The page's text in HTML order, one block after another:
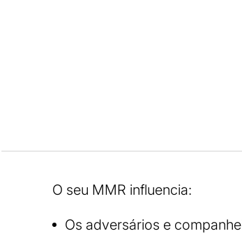
O seu MMR influencia:
Os adversários e